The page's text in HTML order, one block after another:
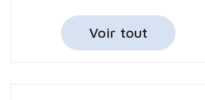
Voir tout